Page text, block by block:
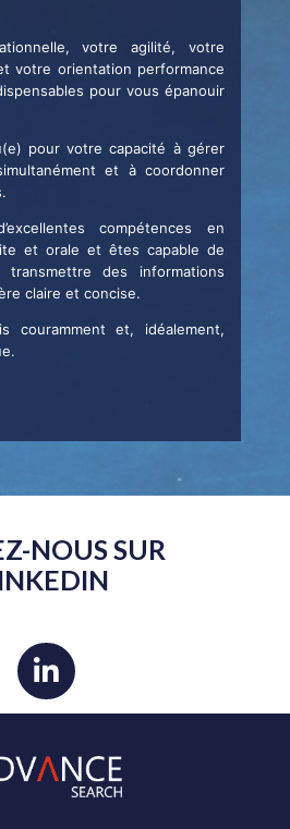
votre agilité, votre
votre orientation performance
pour vous épanouir
pour votre capacité à gérer
et à coordonner
compétences en
et orale et êtes capable de
des informations
claire et concise.
couramment et, idéalement,
NOUS SUR